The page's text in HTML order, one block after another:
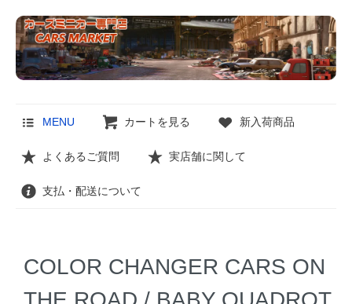
MENU カートを見る 新入荷商品
よくあるご質問 実店舗に関して
支払・配送について
COLOR CHANGER CARS ON